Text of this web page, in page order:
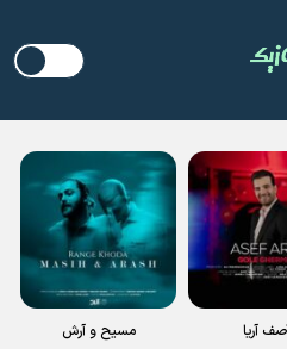
آریا
مسیح و آرش